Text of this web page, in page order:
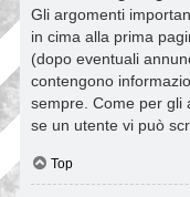
Gli argomenti
in cima alla prima
(dopo eventuali
contengono
sempre. Come per gli
se un utente vi può
Top